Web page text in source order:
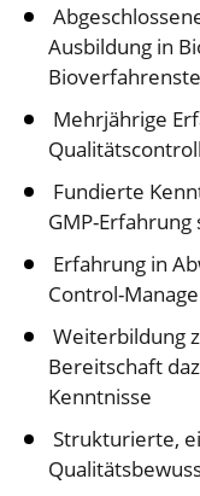
Ausbildung in
Mehrjährige
Fundierte
GMP-
Erfahrung in
Control-
Weiterbildung
Bereitschaft
Kenntnisse
Strukturierte,